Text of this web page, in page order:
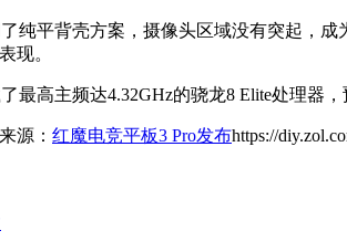
纯平背壳方案，摄像头区域没有突起，
现。
最高主频达4.32GHz的骁龙8 Elite处理器
源： 红魔电竞平板3 Pro发布https://